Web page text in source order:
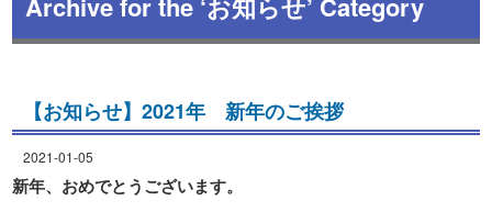
【お知らせ】2021年 新年のご挨拶
2021-01-05
新年、おめでとうございます。